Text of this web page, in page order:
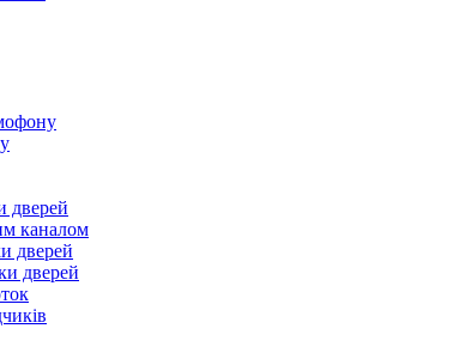
дверей
каналом
дверей
дверей